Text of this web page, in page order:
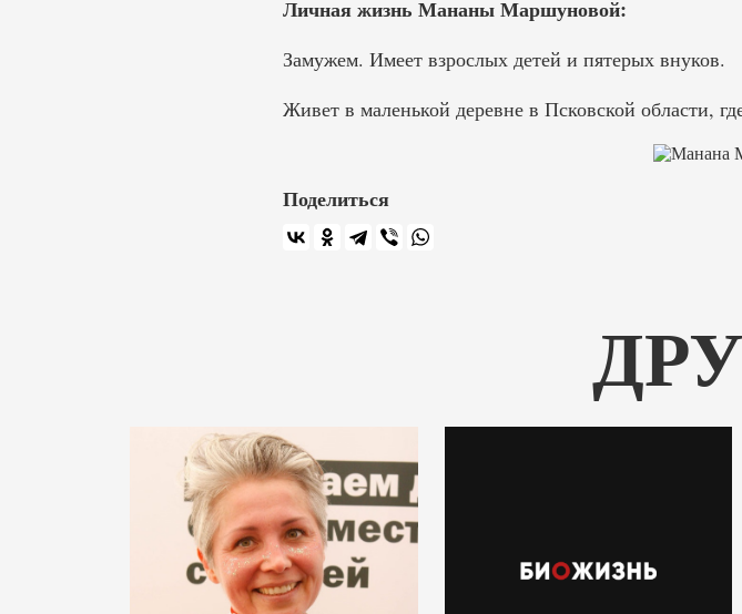
Личная жизнь Мананы Маршуновой:
Замужем. Имеет взрослых детей и пятерых внуков.
Живет в маленькой деревне в Псковской области,
Поделиться